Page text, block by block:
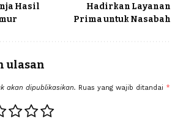
Hasil
Hadirkan Layanan
Prima untuk Nasabah
ulasan
akan dipublikasikan. Ruas yang wajib ditandai *